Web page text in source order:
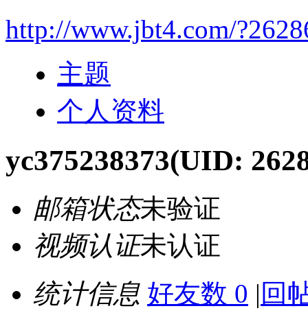
http://www.jbt4.com/
主题
个人资料
yc375238373(UID:
邮箱状态未验证
视频认证未认证
统计信息 好友数 0 | 回